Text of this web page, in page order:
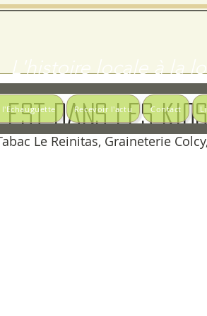
L'histoire locale à la
Recevoir l'actu Contact
est dans les
Le Reinitas, Graineterie